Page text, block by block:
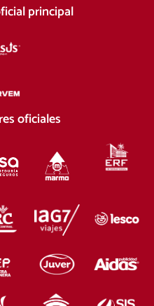
principal
oficiales